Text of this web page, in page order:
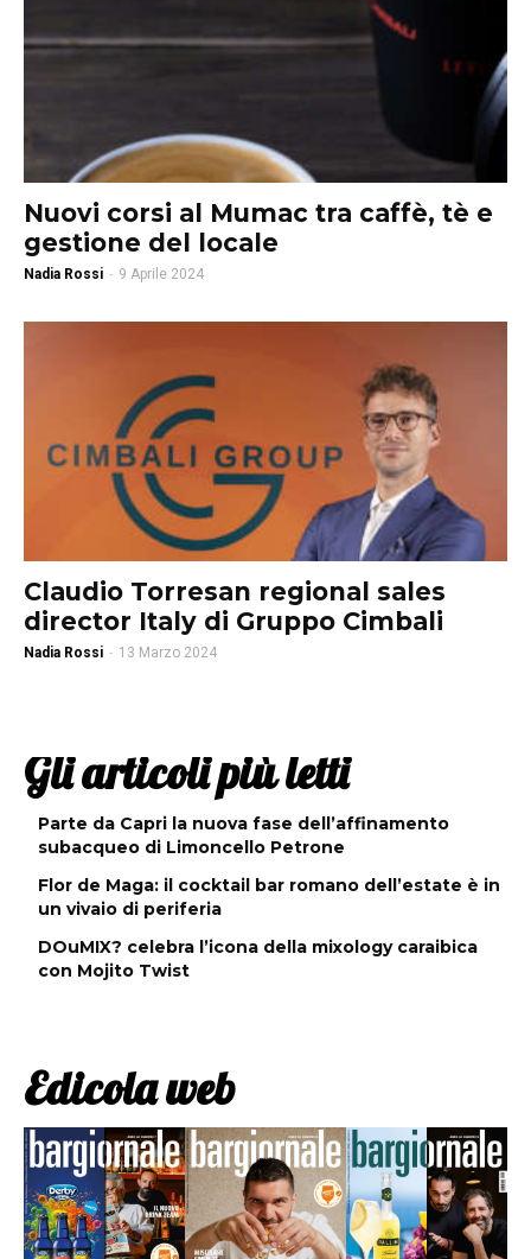
Nuovi corsi al Mumac tra caffè, tè e
gestione del locale
Nadia Rossi - 9 Aprile 2024
Claudio Torresan regional sales
director Italy di Gruppo Cimbali
Nadia Rossi - 13 Marzo 2024
Gli articoli più letti
Parte da Capri la nuova fase dell’affinamento
subacqueo di Limoncello Petrone
Flor de Maga: il cocktail bar romano dell’estate è in
un vivaio di periferia
DOuMIX? celebra l’icona della mixology caraibica
con Mojito Twist
Edicola web